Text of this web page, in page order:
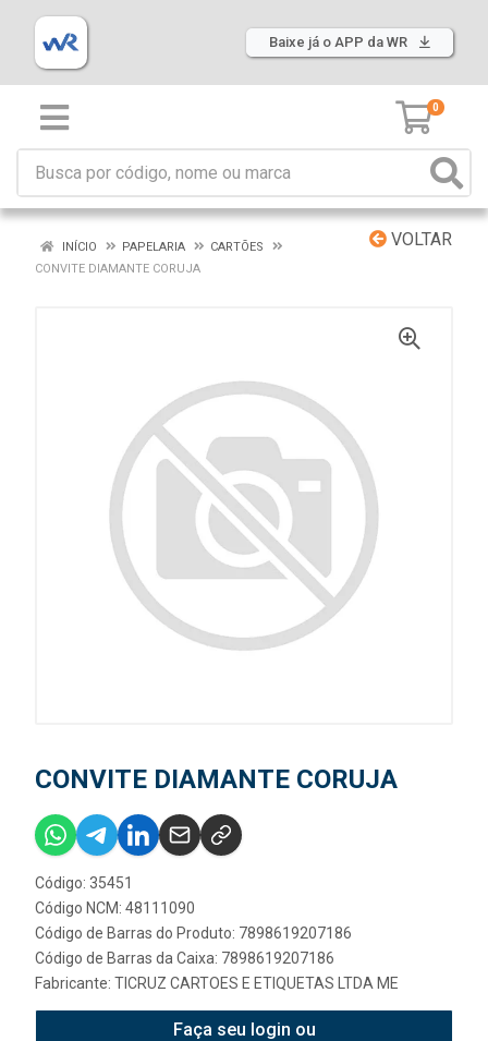
Baixe já o APP da WR
0
VOLTAR
INÍCIO PAPELARIA
CARTÕES
CONVITE DIAMANTE CORUJA
CONVITE DIAMANTE CORUJA
Código: 35451
Código NCM: 48111090
Código de Barras do Produto: 7898619207186
Código de Barras da Caixa: 7898619207186
Fabricante: TICRUZ CARTOES E ETIQUETAS LTDA ME
Faça seu login ou